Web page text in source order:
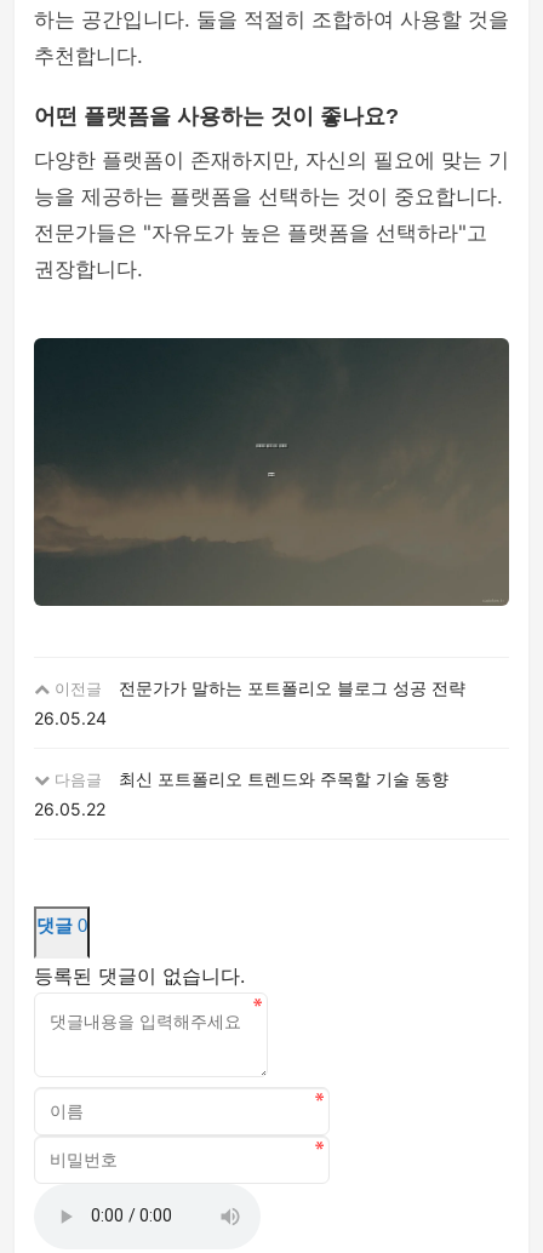
하는 공간입니다. 둘을 적절히 조합하여 사용할 것을
추천합니다.
어떤 플랫폼을 사용하는 것이 좋나요?
다양한 플랫폼이 존재하지만, 자신의 필요에 맞는 기
능을 제공하는 플랫폼을 선택하는 것이 중요합니다.
전문가들은 "자유도가 높은 플랫폼을 선택하라"고
권장합니다.
이전글
전문가가 말하는 포트폴리오 블로그 성공 전략
26.05.24
다음글
최신 포트폴리오 트렌드와 주목할 기술 동향
26.05.22
댓글 0
등록된 댓글이 없습니다.